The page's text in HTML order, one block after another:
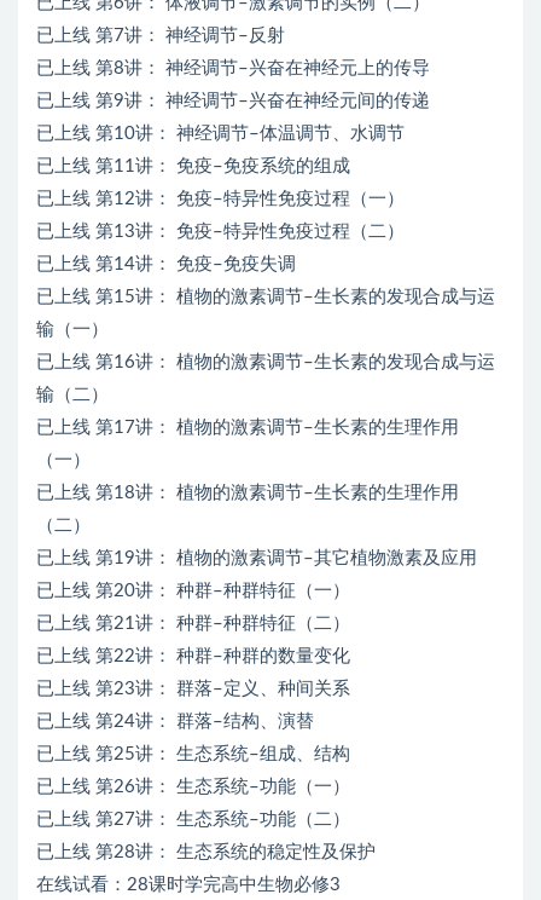
已上线 第7讲： 神经调节–反射
已上线 第8讲： 神经调节–兴奋在神经元上的传导
已上线 第9讲： 神经调节–兴奋在神经元间的传递
已上线 第10讲： 神经调节–体温调节、水调节
已上线 第11讲： 免疫–免疫系统的组成
已上线 第12讲： 免疫–特异性免疫过程（一）
已上线 第13讲： 免疫–特异性免疫过程（二）
已上线 第14讲： 免疫–免疫失调
已上线 第15讲： 植物的激素调节–生长素的发现合成与运
输（一）
已上线 第16讲： 植物的激素调节–生长素的发现合成与运
输（二）
已上线 第17讲： 植物的激素调节–生长素的生理作用
（一）
已上线 第18讲： 植物的激素调节–生长素的生理作用
（二）
已上线 第19讲： 植物的激素调节–其它植物激素及应用
已上线 第20讲： 种群–种群特征（一）
已上线 第21讲： 种群–种群特征（二）
已上线 第22讲： 种群–种群的数量变化
已上线 第23讲： 群落–定义、种间关系
已上线 第24讲： 群落–结构、演替
已上线 第25讲： 生态系统–组成、结构
已上线 第26讲： 生态系统–功能（一）
已上线 第27讲： 生态系统–功能（二）
已上线 第28讲： 生态系统的稳定性及保护
在线试看：28课时学完高中生物必修3